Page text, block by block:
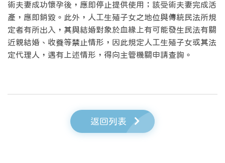
術夫妻成功懷孕後，應即停止提供使用；該受術夫妻完成活
產，應即銷毀。此外，人工生殖子女之地位與傳統民法所規
定者有所出入，其與結婚對象於血緣上有可能發生民法有關
近親結婚、收養等禁止情形，因此規定人工生殖子女或其法
定代理人，遇有上述情形，得向主管機關申請查詢。
返回列表